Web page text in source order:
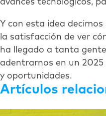
avances tecnológicos,
Y con esta idea
la satisfacción de ver
ha llegado a tanta
adentrarnos en un
y oportunidades.
Artículos